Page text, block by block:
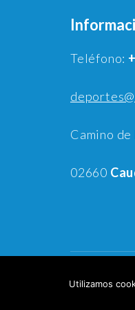
Teléfono:
Camino de
02660
Utilizamos